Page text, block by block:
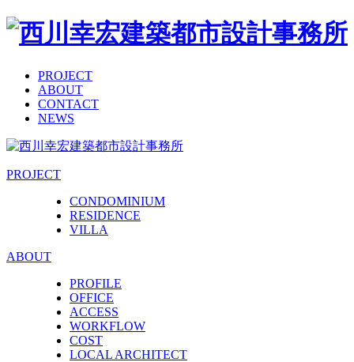
PROJECT
ABOUT
CONTACT
NEWS
PROJECT
CONDOMINIUM
RESIDENCE
VILLA
ABOUT
PROFILE
OFFICE
ACCESS
WORKFLOW
COST
LOCAL ARCHITECT